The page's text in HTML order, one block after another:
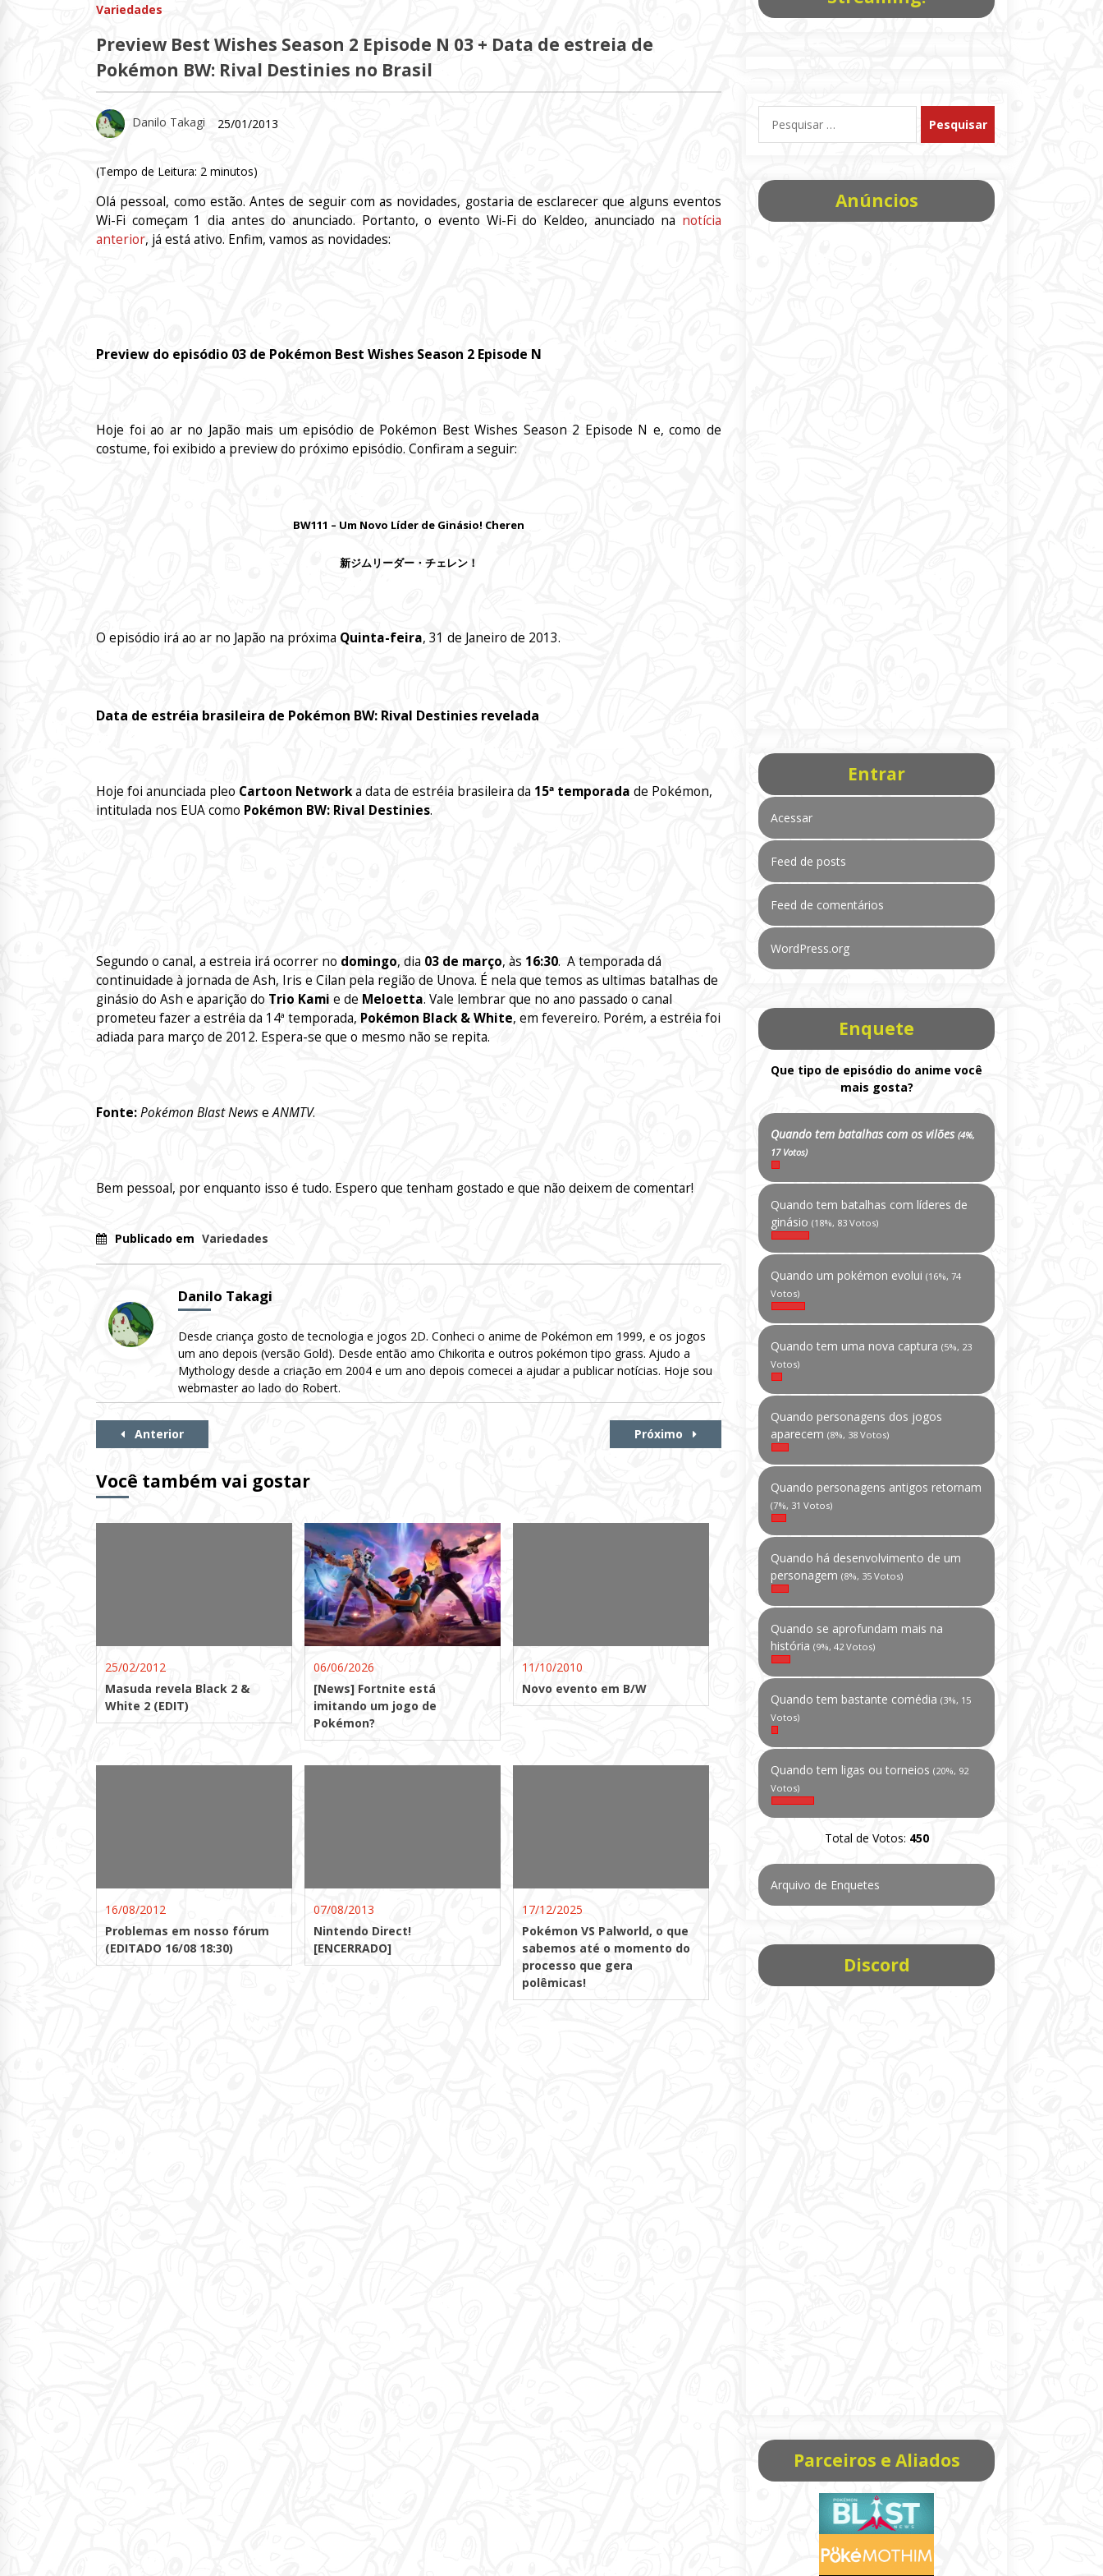
Variedades
Preview Best Wishes Season 2 Episode N 03 + Data de estreia de
Pokémon BW: Rival Destinies no Brasil
Danilo Takagi 25/01/2013
(Tempo de Leitura: 2 minutos)
Olá pessoal, como estão. Antes de seguir com as novidades, gostaria de esclarecer que alguns eventos
Wi-Fi começam 1 dia antes do anunciado. Portanto, o evento Wi-Fi do Keldeo, anunciado na notícia
anterior, já está ativo. Enfim, vamos as novidades:
Preview do episódio 03 de Pokémon Best Wishes Season 2 Episode N
Hoje foi ao ar no Japão mais um episódio de Pokémon Best Wishes Season 2 Episode N e, como de
costume, foi exibido a preview do próximo episódio. Confiram a seguir:
BW111 – Um Novo Líder de Ginásio! Cheren
新ジムリーダー・チェレン！
O episódio irá ao ar no Japão na próxima Quinta-feira, 31 de Janeiro de 2013.
Data de estréia brasileira de Pokémon BW: Rival Destinies revelada
Hoje foi anunciada pleo Cartoon Networka data de estréia brasileira da 15ª temporada de Pokémon,
intitulada nos EUA como Pokémon BW: Rival Destinies.
Segundo o canal, a estreia irá ocorrer no domingo, dia 03 de março, às 16:30. A temporada dá
continuidade à jornada de Ash, Iris e Cilan pela região de Unova. É nela que temos as ultimas batalhas de
ginásio do Ash e aparição do Trio Kami e de Meloetta. Vale lembrar que no ano passado o canal
prometeu fazer a estréia da 14ª temporada, Pokémon Black & White, em fevereiro. Porém, a estréia foi
adiada para março de 2012. Espera-se que o mesmo não se repita.
Fonte:Pokémon Blast NewseANMTV.
Bem pessoal, por enquanto isso é tudo. Espero que tenham gostado e que não deixem de comentar!
Publicado em Variedades
Danilo Takagi
Desde criança gosto de tecnologia e jogos 2D. Conheci o anime de Pokémon em 1999, e os jogos
um ano depois (versão Gold). Desde então amo Chikorita e outros pokémon tipo grass. Ajudo a
Mythology desde a criação em 2004 e um ano depois comecei a ajudar a publicar notícias. Hoje sou
webmaster ao lado do Robert.
Continue
Anterior Próximo
Você também vai gostar
25/02/2012
Masuda revela Black 2 &
White 2 (EDIT)
06/06/2026
[News] Fortnite está
imitando um jogo de
Pokémon?
11/10/2010
Novo evento em B/W
16/08/2012
Problemas em nosso fórum
(EDITADO 16/08 18:30)
07/08/2013
Nintendo Direct!
[ENCERRADO]
17/12/2025
Pokémon VS Palworld, o que
sabemos até o momento do
processo que gera
polêmicas!
por:
Anúncios
Entrar
Acessar
Feed de posts
Feed de comentários
WordPress.org
Enquete
Que tipo de episódio do anime você
mais gosta?
Quando tem batalhas com os vilões (4%,
17 Votos)
Quando tem batalhas com líderes de
ginásio (18%, 83 Votos)
Quando um pokémon evolui (16%, 74
Votos)
Quando tem uma nova captura (5%, 23
Votos)
Quando personagens dos jogos
aparecem (8%, 38 Votos)
Quando personagens antigos retornam
(7%, 31 Votos)
Quando há desenvolvimento de um
personagem (8%, 35 Votos)
Quando se aprofundam mais na
história (9%, 42 Votos)
Quando tem bastante comédia (3%, 15
Votos)
Quando tem ligas ou torneios (20%, 92
Votos)
Total de Votos: 450
Arquivo de Enquetes
Discord
Parceiros e Aliados